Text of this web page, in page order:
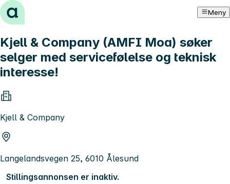
Hopp til innhold Meny
Kjell & Company (AMFI Moa) søker
selger med servicefølelse og teknisk
interesse!
Kjell & Company
Langelandsvegen 25, 6010 Ålesund
Stillingsannonsen er inaktiv.